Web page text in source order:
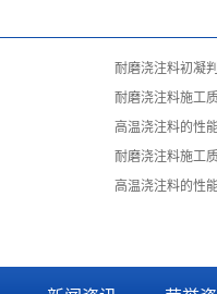
耐磨浇注料初凝
耐磨浇注料施工
高温浇注料的性
耐磨浇注料施工
高温浇注料的性